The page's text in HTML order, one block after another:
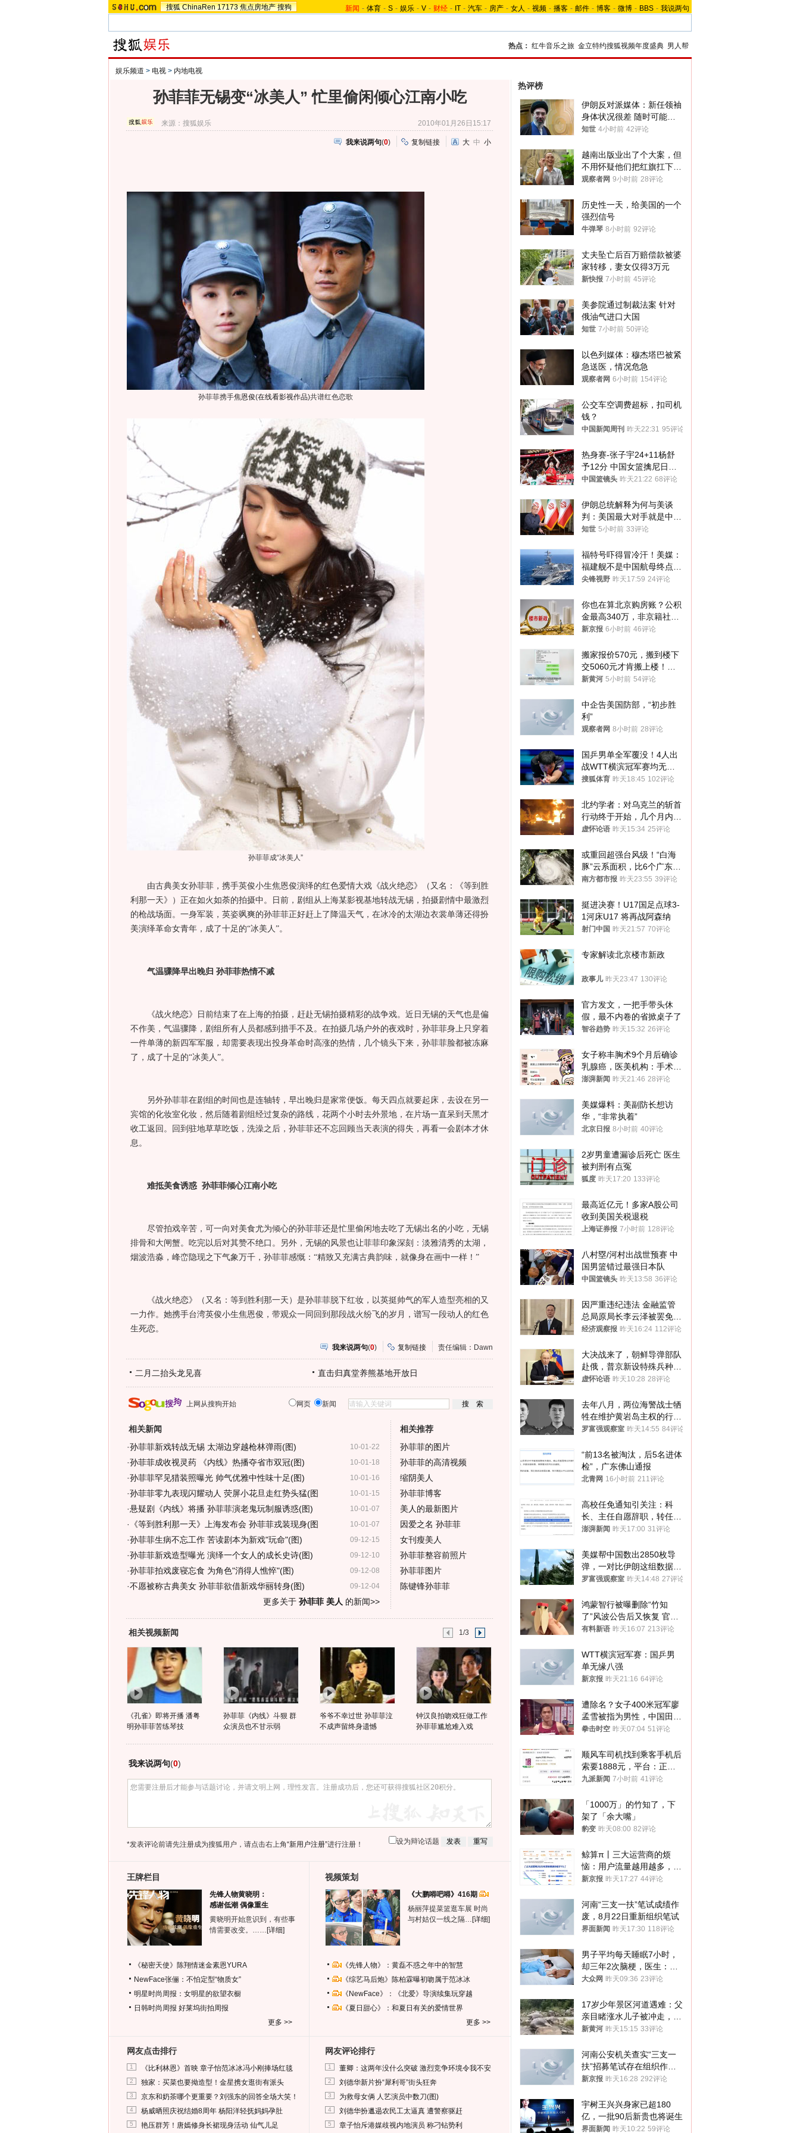
搜狐 ChinaRen 17173 焦点房地产 搜狗 新闻 - 体育 - S - 娱乐 - V - 财经 - IT - 汽车 - 房产 - 女人 - 视频 - 播客 - 邮件 - 博客 - 微博 - BBS - 我说两句
热点： 红牛音乐之旅 金立特约搜狐视频年度盛典 男人帮
娱乐频道 > 电视 > 内地电视
孙菲菲无锡变“冰美人” 忙里偷闲倾心江南小吃
来源：搜狐娱乐 2010年01月26日15:17
我来说两句(0) 复制链接 大 中 小
孙菲菲携手焦恩俊(在线看影视作品)共谱红色恋歌
孙菲菲成“冰美人”
由古典美女孙菲菲，携手英俊小生焦恩俊演绎的红色爱情大戏《战火绝恋》（又名：《等到胜
利那一天》）正在如火如荼的拍摄中。日前，剧组从上海某影视基地转战无锡，拍摄剧情中最激烈
的枪战场面。一身军装，英姿飒爽的孙菲菲正好赶上了降温天气，在冰冷的太湖边衣裳单薄还得扮
美演绎革命女青年，成了十足的“冰美人”。
气温骤降早出晚归 孙菲菲热情不减
《战火绝恋》日前结束了在上海的拍摄，赶赴无锡拍摄精彩的战争戏。近日无锡的天气也是偏
不作美，气温骤降，剧组所有人员都感到措手不及。在拍摄几场户外的夜戏时，孙菲菲身上只穿着
一件单薄的新四军军服，却需要表现出投身革命时高涨的热情，几个镜头下来，孙菲菲脸都被冻麻
了，成了十足的“冰美人”。
另外孙菲菲在剧组的时间也是连轴转，早出晚归是家常便饭。每天四点就要起床，去设在另一
宾馆的化妆室化妆，然后随着剧组经过复杂的路线，花两个小时去外景地，在片场一直呆到天黑才
收工返回。回到驻地草草吃饭，洗澡之后，孙菲菲还不忘回顾当天表演的得失，再看一会剧本才休
息。
难抵美食诱惑 孙菲菲倾心江南小吃
尽管拍戏辛苦，可一向对美食尤为倾心的孙菲菲还是忙里偷闲地去吃了无锡出名的小吃，无锡
排骨和大闸蟹。吃完以后对其赞不绝口。另外，无锡的风景也让菲菲印象深刻：淡雅清秀的太湖，
烟波浩淼，峰峦隐现之下气象万千，孙菲菲感慨：“精致又充满古典韵味，就像身在画中一样！”
《战火绝恋》（又名：等到胜利那一天）是孙菲菲脱下红妆，以英挺帅气的军人造型亮相的又
一力作。她携手台湾英俊小生焦恩俊，带观众一同回到那段战火纷飞的岁月，谱写一段动人的红色
生死恋。
我来说两句(0) 复制链接 责任编辑：Dawn
二月二抬头龙见喜 直击归真堂养熊基地开放日
上网从搜狗开始 网页 新闻
相关新闻
10-01-22
·孙菲菲新戏转战无锡 太湖边穿越枪林弹雨(图)
10-01-18
·孙菲菲成收视灵药 《内线》热播夺省市双冠(图)
10-01-16
·孙菲菲罕见猎装照曝光 帅气优雅中性味十足(图)
10-01-15
·孙菲菲零九表现闪耀动人 荧屏小花旦走红势头猛(图
10-01-07
·悬疑剧《内线》将播 孙菲菲演老鬼玩制服诱惑(图)
10-01-07
· 《等到胜利那一天》上海发布会 孙菲菲戎装现身(图
09-12-15
·孙菲菲生病不忘工作 苦读剧本为新戏"玩命"(图)
09-12-10
·孙菲菲新戏造型曝光 演绎一个女人的成长史诗(图)
09-12-08
·孙菲菲拍戏废寝忘食 为角色"消得人憔悴"(图)
09-12-04
·不愿被称古典美女 孙菲菲欲借新戏华丽转身(图)
更多关于 孙菲菲 美人 的新闻>>
相关推荐
孙菲菲的图片
孙菲菲的高清视频
缩阴美人
孙菲菲博客
美人的最新图片
因爱之名 孙菲菲
女刊瘦美人
孙菲菲整容前照片
孙菲菲图片
陈键锋孙菲菲
相关视频新闻 1/3
《孔雀》即将开播 潘粤
明孙菲菲苦练琴技
孙菲菲《内线》斗狠 群
众演员也不甘示弱
爷爷不幸过世 孙菲菲泣
不成声留终身遗憾
钟汉良拍吻戏狂做工作
孙菲菲尴尬难入戏
我来说两句(0)
*发表评论前请先注册成为搜狐用户，请点击右上角“新用户注册”进行注册！ 设为辩论话题
王牌栏目
先锋人物黄晓明：
感谢低潮 偶像重生
黄晓明开始意识到，有些事
情需要改变。…… [详细]
《秘密天使》陈翔情迷金素恩YURA
NewFace张俪：不怕定型“物质女”
明星时尚周报：女明星的欲望衣橱
日韩时尚周报 好莱坞街拍周报
更多 >>
视频策划
《大鹏嘚吧嘚》416期
杨丽萍提菜篮逛车展 时尚
与村姑仅一线之隔… [详细]
《先锋人物》：黄磊不惑之年中的智慧
《综艺马后炮》陈柏霖曝初吻属于范冰冰
《NewFace》：《北爱》导演续集玩穿越
《夏日甜心》：和夏日有关的爱情世界
更多 >>
网友点击排行
1 《比利林恩》首映 章子怡范冰冰冯小刚捧场红毯
2 独家：买菜也要拗造型！金星携女逛街有派头
3 京东和奶茶哪个更重要？刘强东的回答全场大笑！
4 杨威晒照庆祝结婚8周年 杨阳洋轻抚妈妈孕肚
5 艳压群芳！唐嫣修身长裙现身活动 仙气儿足
网友评论排行
1 董卿：这两年没什么突破 激烈竞争环境令我不安
2 刘德华新片扮“犀利哥”街头狂奔
3 为救母女俩 人艺演员中数刀(图)
4 刘德华扮邋遢农民工太逼真 遭警察驱赶
5 章子怡斥港媒歧视内地演员 称刁钻势利
热评榜
伊朗反对派媒体：新任领袖
身体状况很差 随时可能离
世
知世 4小时前 42评论
越南出版业出了个大案，但
不用怀疑他们把红旗扛下去
的决心
观察者网 9小时前 28评论
历史性一天，给美国的一个
强烈信号
牛弹琴 8小时前 92评论
丈夫坠亡后百万赔偿款被婆
家转移，妻女仅得3万元
新快报 7小时前 45评论
美参院通过制裁法案 针对
俄油气进口大国
知世 7小时前 50评论
以色列媒体：穆杰塔巴被紧
急送医，情况危急
观察者网 6小时前 154评论
公交车空调费超标，扣司机
钱？
中国新闻周刊 昨天22:31 95评论
热身赛-张子宇24+11杨舒
予12分 中国女篮擒尼日利
亚
中国篮镜头 昨天21:22 68评论
伊朗总统解释为何与美谈
判：美国最大对手就是中
国，但他们也在对话
知世 5小时前 33评论
福特号吓得冒冷汗！美媒：
福建舰不是中国航母终点，
而是新起点！
尖锋视野 昨天17:59 24评论
你也在算北京购房账？公积
金最高340万，非京籍社保
1年
新京报 6小时前 46评论
搬家报价570元，搬到楼下
交5060元才肯搬上楼！女
子傻眼了……
新黄河 5小时前 54评论
中企告美国防部，“初步胜
利”
观察者网 8小时前 28评论
国乒男单全军覆没！4人出
战WTT横滨冠军赛均无缘
八强
搜狐体育 昨天18:45 102评论
北约学者：对乌克兰的斩首
行动终于开始，几个月内乌
将投降
虚怀论语 昨天15:34 25评论
或重回超强台风级！“白海
豚”云系面积，比6个广东还
大！深圳官方：注意这件事
南方都市报 昨天23:55 39评论
挺进决赛！U17国足点球3-
1河床U17 将再战阿森纳
射门中国 昨天21:57 70评论
专家解读北京楼市新政
政事儿 昨天23:47 130评论
官方发文，一把手带头休
假，最不内卷的省掀桌子了
智谷趋势 昨天15:32 26评论
女子称丰胸术9个月后确诊
乳腺癌，医美机构：手术不
可能引发癌症，建议走司法
澎湃新闻 昨天21:46 28评论
美媒爆料：美副防长想访
华，“非常执着”
北京日报 8小时前 40评论
2岁男童遭漏诊后死亡 医生
被判刑有点冤
狐度 昨天17:20 133评论
最高近亿元！多家A股公司
收到美国关税退税
上海证券报 7小时前 128评论
八村塁/河村出战世预赛 中
国男篮错过最强日本队
中国篮镜头 昨天13:58 36评论
因严重违纪违法 金融监管
总局原局长李云泽被罢免全
国人大代表
经济观察报 昨天16:24 112评论
大决战来了，朝鲜导弹部队
赴俄，普京新设特殊兵种，
76岁老将扛旗
虚怀论语 昨天10:28 28评论
去年八月，两位海警战士牺
牲在维护黄岩岛主权的行动
中
罗富强观察室 昨天14:55 84评论
“前13名被淘汰，后5名进体
检”，广东佛山通报
北青网 16小时前 211评论
高校任免通知引关注：科
长、主任自愿辞职，转任思
政辅导员
澎湃新闻 昨天17:00 31评论
美媒帮中国数出2850枚导
弹，一对比伊朗这组数据，
发现出大事了
罗富强观察室 昨天14:48 27评论
鸿蒙智行被曝删除“竹知
了”风波公告后又恢复 官媒
曾力挺：劝华为要大度的，
有料新语 昨天16:07 213评论
WTT横滨冠军赛：国乒男
单无缘八强
新京报 昨天21:16 64评论
遭除名？女子400米冠军廖
孟雪被指为男性，中国田协
默不作声
拳击时空 昨天07:04 51评论
顺风车司机找到乘客手机后
索要1888元，平台：正和
司机沟通协商
九派新闻 7小时前 41评论
「1000万」的竹知了，下
架了「余大嘴」
豹变 昨天08:00 82评论
鲸算π丨三大运营商的烦
恼：用户流量越用越多，收
入却越来越少
新京报 昨天17:27 44评论
河南“三支一扶”笔试成绩作
废，8月22日重新组织笔试
界面新闻 昨天17:30 118评论
男子平均每天睡眠7小时，
却三年2次脑梗，医生：这
样睡觉更伤身
大众网 昨天09:36 23评论
17岁少年景区河道遇难：父
亲目睹涨水儿子被冲走，当
地排除上游泄洪，家属盼厘
新黄河 昨天15:15 33评论
河南公安机关查实“三支一
扶”招募笔试存在组织作弊
犯罪行为
新京报 昨天16:28 292评论
宇树王兴兴身家已超180
亿，一批90后新贵也将诞生
界面新闻 昨天10:22 59评论